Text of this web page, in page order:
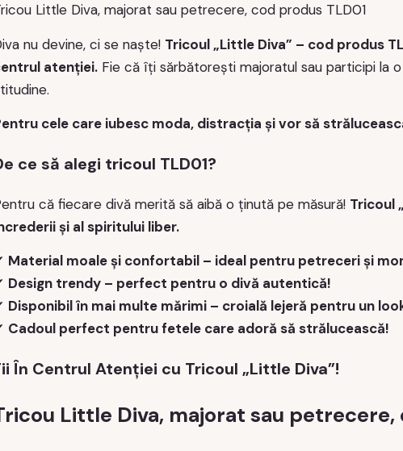
Little Diva, majorat sau petrecere, cod produs TLD01
nu devine, ci se naște! Tricoul „Little Diva” – cod produs
atenției. Fie că îți sărbătorești majoratul sau participi la
cele care iubesc moda, distracția și vor să
ce să alegi tricoul TLD01?
că fiecare divă merită să aibă o ținută pe măsură! Tricoul
și al spiritului liber.
Material moale și confortabil – ideal pentru petreceri și
Design trendy – perfect pentru o divă autentică!
Disponibil în mai multe mărimi – croială lejeră pentru un
Cadoul perfect pentru fetele care adoră să strălucească!
În Centrul Atenției cu Tricoul „Little Diva”!
Little Diva, majorat sau petrecere,